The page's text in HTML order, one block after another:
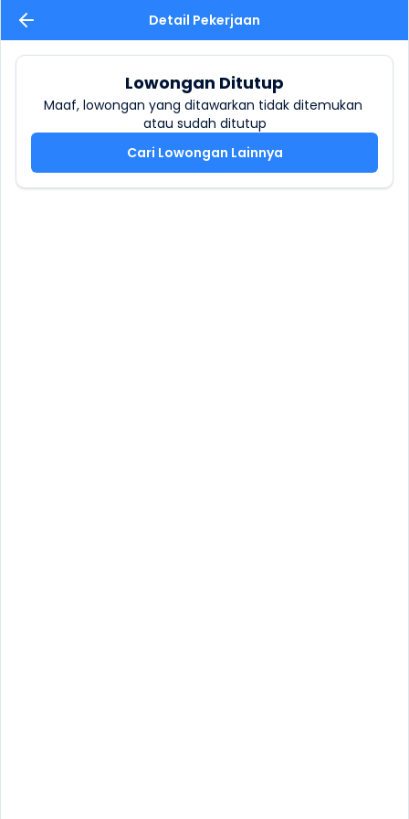
Detail Pekerjaan
Lowongan Ditutup
Maaf, lowongan yang ditawarkan tidak ditemukan
atau sudah ditutup
Cari Lowongan Lainnya